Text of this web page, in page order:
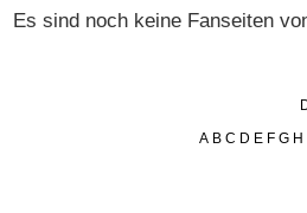
Es sind noch keine Fanseiten
A B C D E F G H